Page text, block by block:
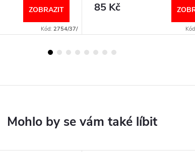
ZOBRAZIT
Kód: 2754/37/
85 Kč